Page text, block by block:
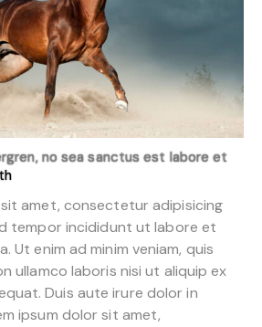
no sea sanctus est labore et
amet, consectetur adipisicing
tempor incididunt ut labore et
Ut enim ad minim veniam, quis
ullamco laboris nisi ut aliquip ex
Duis aute irure dolor in
ipsum dolor sit amet,